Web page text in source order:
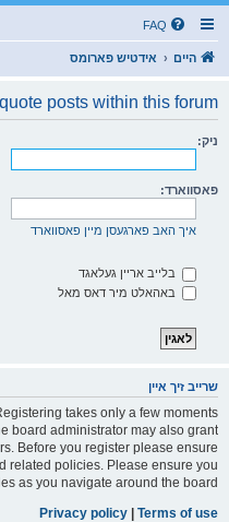
FAQ
היים אידטיש פארומס
posts within this forum.
ניק:
פאסווארד:
איך האב פארגעסן מיין פאסווארד
בלייב אריין געלאגד
באהאלט מיר דאס מאל
שרייב זיך איין
takes only a few moments
board administrator may also grant
Before you register please ensure
related policies. Please ensure you
as you navigate around the board.
Terms of use
|
Privacy policy